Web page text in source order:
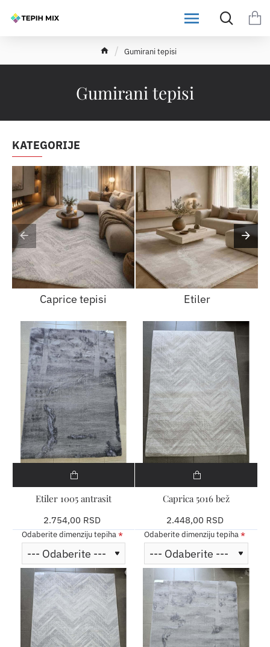
Gumirani tepisi
h
o
Gumirani tepisi
KATEGORIJE
Caprice tepisi Etiler
​Etiler 1005 antrasit
2.754,00 RSD
Odaberite dimenziju tepiha
Caprica 5016 bež
2.448,00 RSD
Odaberite dimenziju tepiha